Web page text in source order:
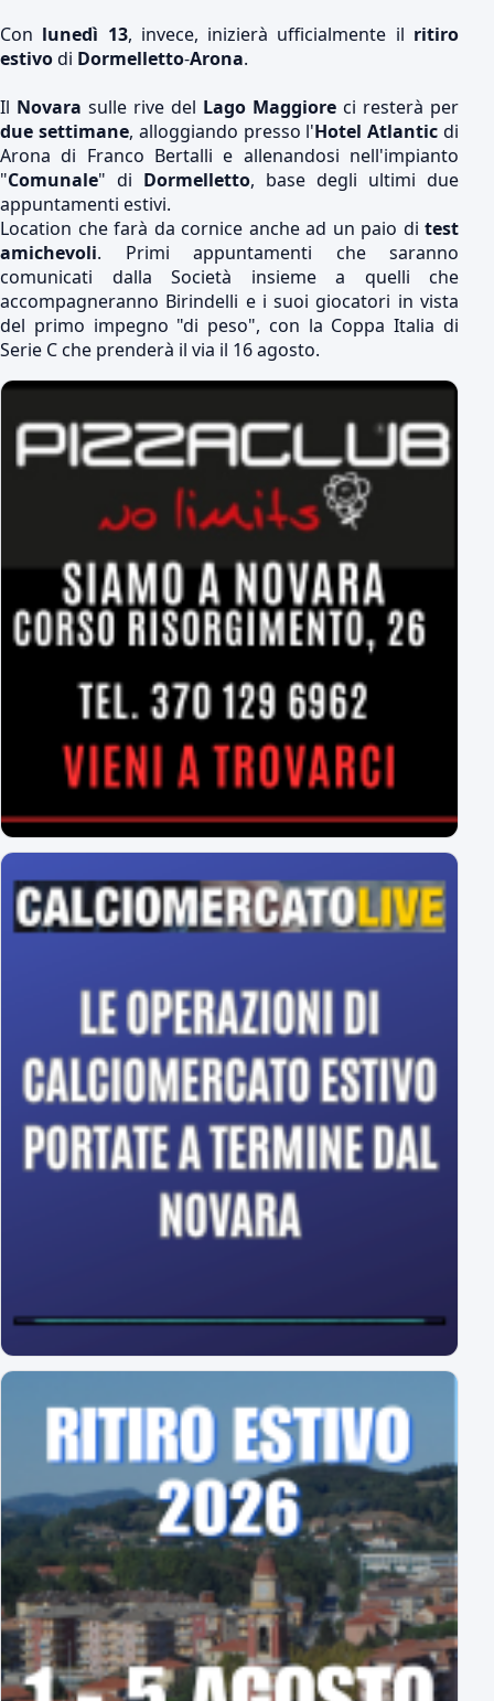
Con lunedì 13, invece, inizierà ufficialmente il ritiro
estivodi Dormelletto-Arona.
Il Novara sulle rive del Lago Maggiore ci resterà per
due settimane, alloggiando presso l'Hotel Atlantic di
Arona di Franco Bertalli e allenandosi nell'impianto
"Comunale" di Dormelletto, base degli ultimi due
appuntamenti estivi.
Location che farà da cornice anche ad un paio di test
amichevoli. Primi appuntamenti che saranno
comunicati dalla Società insieme a quelli che
accompagneranno Birindelli e i suoi giocatori in vista
del primo impegno "di peso", con la Coppa Italia di
Serie C che prenderà il via il 16 agosto.